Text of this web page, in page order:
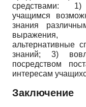
средствами: 1)
учащимся
знания
выражения,
альтернативные
знаний; 3)
посредством
интересам
Заключение